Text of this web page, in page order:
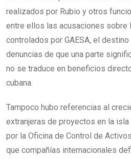
realizados por Rubio y otros
entre ellos las acusaciones sobre
controlados por GAESA, el
denuncias de que una parte
no se traduce en beneficios
cubana.
Tampoco hubo referencias al
extranjeras de proyectos en la
por la Oficina de Control de
que compañías internacionales